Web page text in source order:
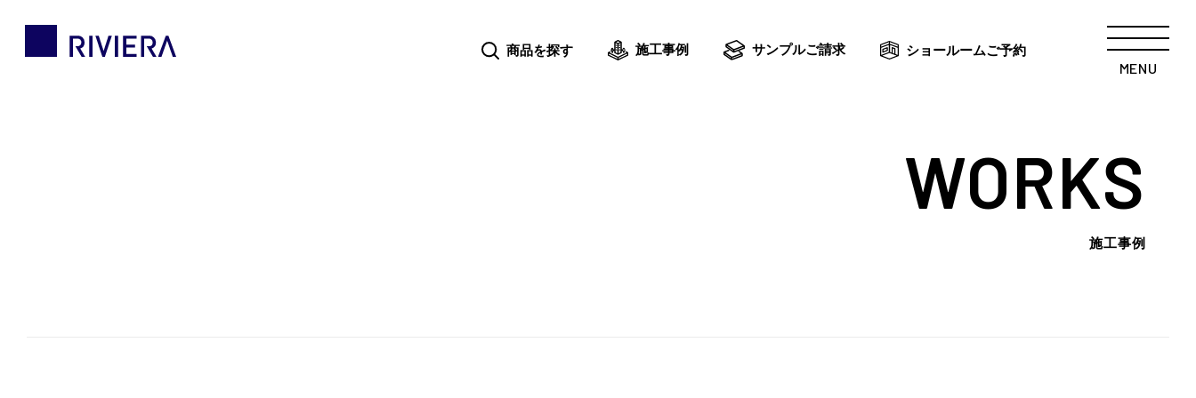
商品を探す 施工事例 サンプルご請求 ショールームご予約
MENU
WORKS
施工事例